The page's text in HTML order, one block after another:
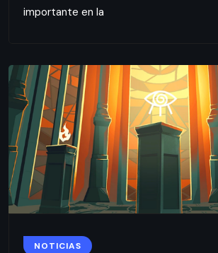
importante en la
NOTICIAS